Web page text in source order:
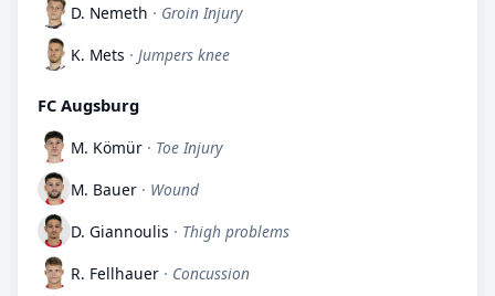
D. Nemeth · Groin Injury
K. Mets · Jumpers knee
FC Augsburg
M. Kömür · Toe Injury
M. Bauer · Wound
D. Giannoulis · Thigh problems
R. Fellhauer · Concussion